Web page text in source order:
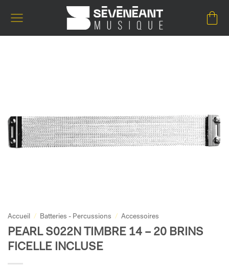
Accueil / Batteries - Percussions / Accessoires
PEARL S022N TIMBRE 14 – 20 BRINS
FICELLE INCLUSE